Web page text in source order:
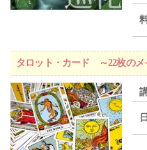
タロット・カード ～22枚のメ